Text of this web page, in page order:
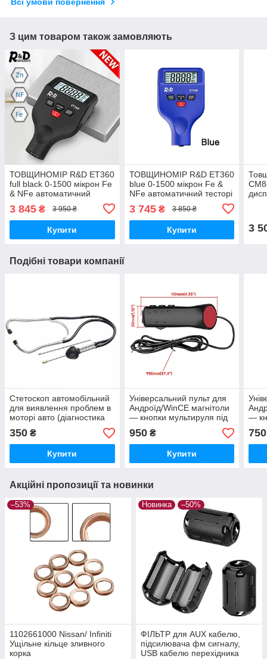
Всі умови повернення
З цим товаром також замовляють
ТОВЩИНОМІР R&D ET360
full black 0-1500 мікрон Fe
& NFe автоматичний
автомобільний
3 845 ₴ 3 950 ₴
Купити
ТОВЩИНОМІР R&D ET360
blue 0-1500 мікрон Fe &
NFe автоматичний тесторі
3 745₴ 3 850 ₴
Купити 3
Подібні товари компанії
Стетоскоп автомобільний
для виявлення проблем в
моторі авто (діагностика
ДВС, КПП, ходова)
350 ₴
Купити
Універсальний пульт для
Андроїд/WinCE магнітоли
— кнопки мультируля під
кермо 7 кнопок
950₴
Купити
—
750
Акційні пропозиції та новинки
–53%
1102661000 Nissan/ Infiniti
Ущільне кільце зливного
корка
Новинка –50%
ФІЛЬТР для AUX кабелю,
підсилювача фм сигналу,
USB кабелю перехідника